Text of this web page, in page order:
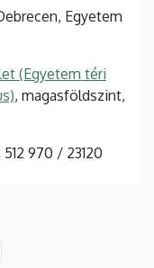
Egyetem
(Egyetem téri
, magasföldszint,
512 970 / 23120